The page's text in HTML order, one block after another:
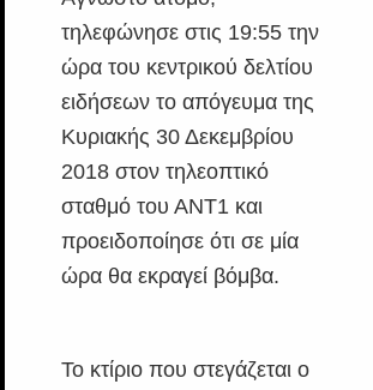
τηλεφώνησε στις 19:55 την
ώρα του κεντρικού δελτίου
ειδήσεων το απόγευμα της
Κυριακής 30 Δεκεμβρίου
2018 στον τηλεοπτικό
σταθμό του ΑΝΤ1 και
προειδοποίησε ότι σε μία
ώρα θα εκραγεί βόμβα.
Το κτίριο που στεγάζεται ο